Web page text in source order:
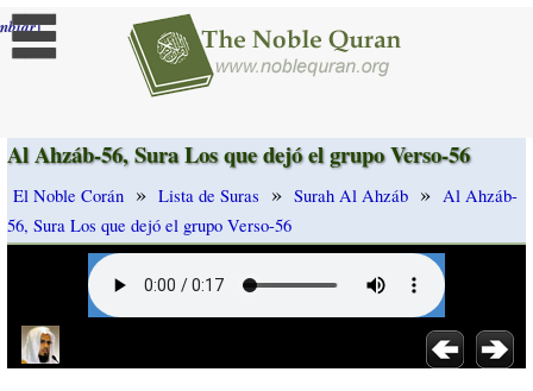
]
Al Ahzáb-56, Sura Los que dejó el grupo Verso-56
El Noble Corán » Lista de Suras » Surah Al Ahzáb » Al Ahzáb-
56, Sura Los que dejó el grupo Verso-56